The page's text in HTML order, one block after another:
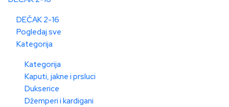
DEČAK 2-16
Pogledaj sve
Kategorija
Kategorija
Kaputi, jakne i prsluci
Dukserice
Džemperi i kardigani